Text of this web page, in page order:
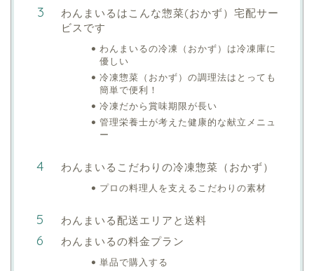
わんまいるはこんな惣菜(おかず）宅配サー
ビスです
わんまいるの冷凍（おかず）は冷凍庫に
優しい
冷凍惣菜（おかず）の調理法はとっても
簡単で便利！
冷凍だから賞味期限が長い
管理栄養士が考えた健康的な献立メニュ
ー
わんまいるこだわりの冷凍惣菜（おかず）
プロの料理人を支えるこだわりの素材
わんまいる配送エリアと送料
わんまいるの料金プラン
単品で購入する